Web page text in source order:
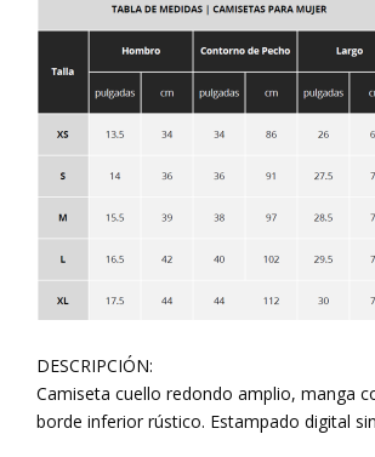
DESCRIPCIÓN:
Camiseta cuello redondo amplio, manga
borde inferior rústico. Estampado digital